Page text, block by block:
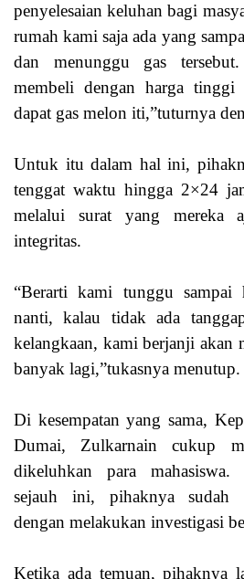
penyelesaian keluhan bagi
rumah kami saja ada yang
dan menunggu gas
membeli dengan harga tinggi
dapat gas melon iti,”tuturnya
Untuk itu dalam hal ini,
tenggat waktu hingga 2×24
melalui surat yang mereka
integritas.
“Berarti kami tunggu sampai
nanti, kalau tidak ada
kelangkaan, kami berjanji akan
banyak lagi,”tukasnya menutup.
Di kesempatan yang sama,
Dumai, Zulkarnain cukup
dikeluhkan para mahasiswa.
sejauh ini, pihaknya sudah
dengan melakukan investigasi
Ketika ada temuan, pihaknya